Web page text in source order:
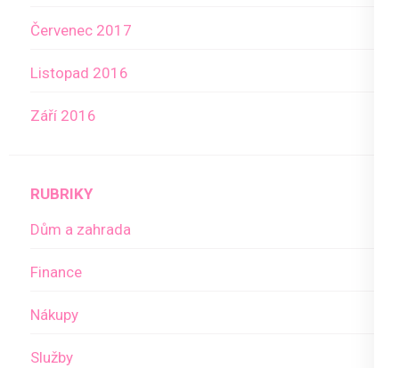
Červenec 2017
Listopad 2016
Září 2016
RUBRIKY
Dům a zahrada
Finance
Nákupy
Služby